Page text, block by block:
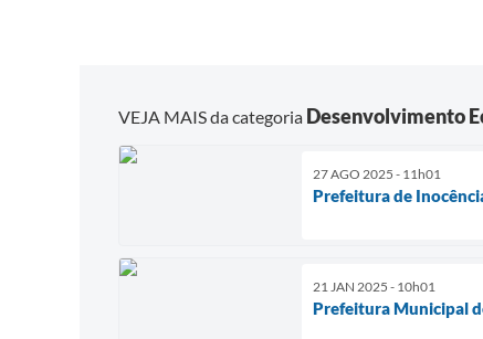
VEJA MAIS da categoria Desenvolvimento
27 AGO 2025 - 11h01
Prefeitura de
21 JAN 2025 - 10h01
Prefeitura Municipal